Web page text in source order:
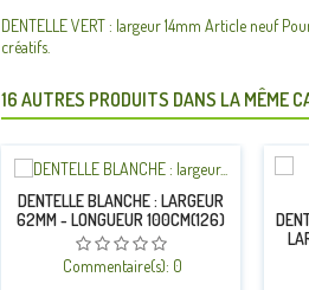
DENTELLE VERT : largeur 14mm Article neuf
créatifs.
16 AUTRES PRODUITS DANS LA MÊME
DENTELLE BLANCHE : LARGEUR
62MM - LONGUEUR 100CM(126)
Commentaire(s): 0